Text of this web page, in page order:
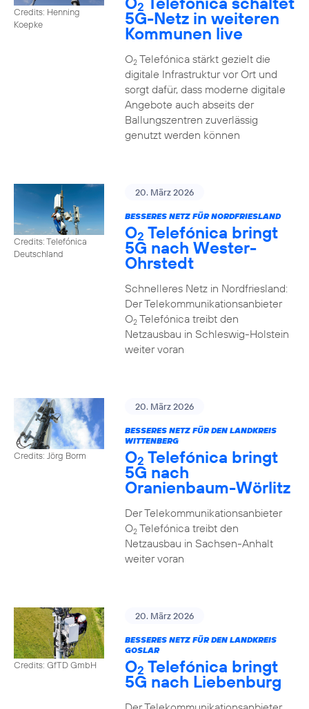
Credits: Henning
Koepke
2
5G-Netz in weiteren
Kommunen live
O2Telefónica stärkt gezielt die
digitale Infrastruktur vor Ort und
sorgt dafür, dass moderne digitale
Angebote auch abseits der
Ballungszentren zuverlässig
genutzt werden können
Credits: Telefónica
Deutschland
20. März 2026
BESSERES NETZ FÜR NORDFRIESLAND
O2 Telefónica bringt
5G nach Wester-
Ohrstedt
Schnelleres Netz in Nordfriesland:
Der Telekommunikationsanbieter
O2Telefónica treibt den
Netzausbau in Schleswig-Holstein
weiter voran
Credits: Jörg Borm
20. März 2026
BESSERES NETZ FÜR DEN LANDKREIS
WITTENBERG
O2 Telefónica bringt
5G nach
Oranienbaum-Wörlitz
Der Telekommunikationsanbieter
O2Telefónica treibt den
Netzausbau in Sachsen-Anhalt
weiter voran
Credits: GfTD GmbH
20. März 2026
BESSERES NETZ FÜR DEN LANDKREIS
GOSLAR
O2 Telefónica bringt
5G nach Liebenburg